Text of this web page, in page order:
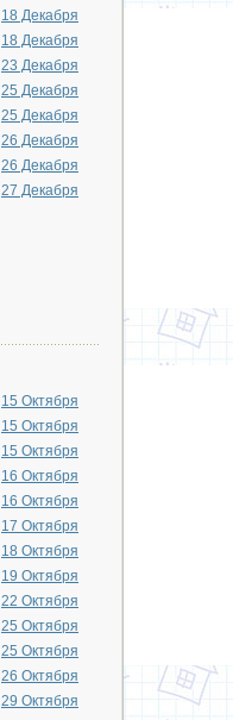
18 Декабря
18 Декабря
23 Декабря
25 Декабря
25 Декабря
26 Декабря
26 Декабря
27 Декабря
15 Октября
15 Октября
15 Октября
16 Октября
16 Октября
17 Октября
18 Октября
19 Октября
22 Октября
25 Октября
25 Октября
26 Октября
29 Октября